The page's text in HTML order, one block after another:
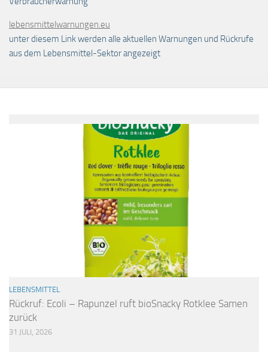
lebensmittelwarnungen.eu
unter diesem Link werden alle aktuellen Warnungen und Rückrufe
aus dem Lebensmittel-Sektor angezeigt
LEBENSMITTEL
Rückruf: Ecoli – Rapunzel ruft bioSnacky Rotklee Samen
zurück
31 JULI, 2026